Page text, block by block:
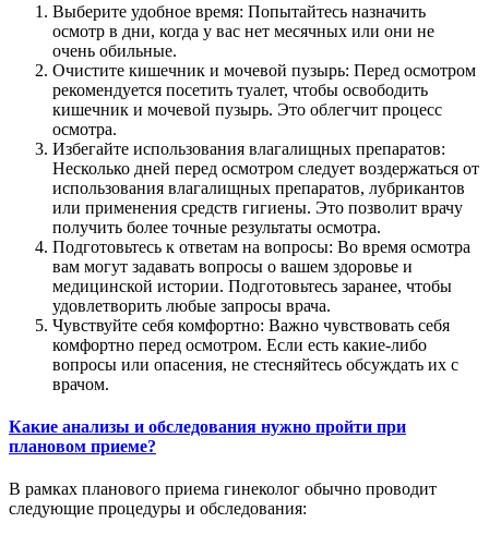
Выберите удобное время: Попытайтесь назначить
осмотр в дни, когда у вас нет месячных или они не
очень обильные.
Очистите кишечник и мочевой пузырь: Перед осмотром
рекомендуется посетить туалет, чтобы освободить
кишечник и мочевой пузырь. Это облегчит процесс
осмотра.
Избегайте использования влагалищных препаратов:
Несколько дней перед осмотром следует воздержаться от
использования влагалищных препаратов, лубрикантов
или применения средств гигиены. Это позволит врачу
получить более точные результаты осмотра.
Подготовьтесь к ответам на вопросы: Во время осмотра
вам могут задавать вопросы о вашем здоровье и
медицинской истории. Подготовьтесь заранее, чтобы
удовлетворить любые запросы врача.
Чувствуйте себя комфортно: Важно чувствовать себя
комфортно перед осмотром. Если есть какие-либо
вопросы или опасения, не стесняйтесь обсуждать их с
врачом.
Какие анализы и обследования нужно пройти при
плановом приеме?
В рамках планового приема гинеколог обычно проводит
следующие процедуры и обследования: